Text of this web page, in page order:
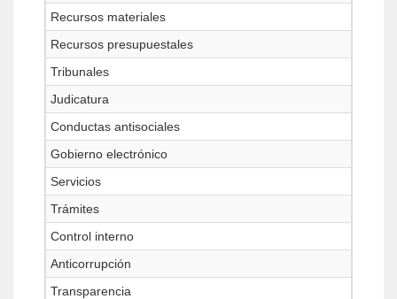
Recursos materiales
Recursos presupuestales
Tribunales
Judicatura
Conductas antisociales
Gobierno electrónico
Servicios
Trámites
Control interno
Anticorrupción
Transparencia